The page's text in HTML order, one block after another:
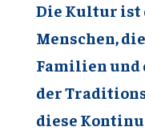
Die Kultur ist
Menschen,
Familien und
der
diese